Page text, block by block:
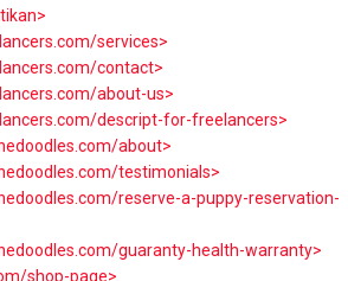
services>
contact>
about-us>
descript-for-freelancers>
about>
testimonials>
reserve-a-puppy-reservation-
guaranty-health-warranty>
shop-page>